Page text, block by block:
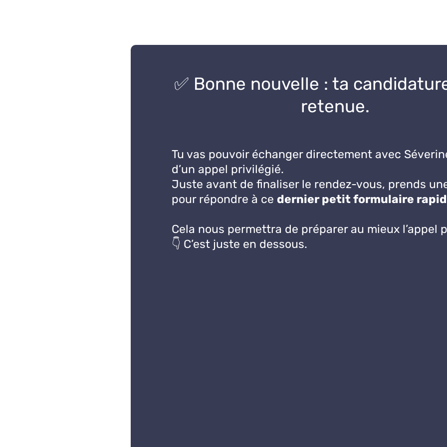
✅ Bonne nouvelle : ta
retenue.
Tu vas pouvoir échanger directement avec
d’un appel privilégié.
Juste avant de finaliser le rendez-vous, prends
pour répondre à ce dernier petit formulaire
Cela nous permettra de préparer au mieux l’appel
👇 C’est juste en dessous.